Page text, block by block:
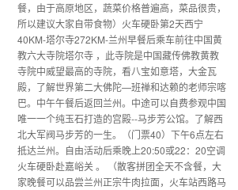
餐，由于高原地区，蔬菜价格普遍高，菜品很贵，
所以建议大家自带食物）火车硬卧第2天西宁
40KM-塔尔寺272KM-兰州早餐后乘车前往中国黄
教六大寺院塔尔寺 ，此寺院是中国藏传佛教黄教
寺院中威望最高的寺院，看八宝如意塔，大金瓦
殿，了解世界第二大佛陀—班禅和达赖的老师宗喀
巴。中午午餐后返回兰州。中途可以自费参观中国
唯一一个纯玉石打造的宫殿--马步芳公馆。了解西
北大军阀马步芳的一生。（门票40）下午6点左右
抵达兰州。自由活动后乘晚上20:50或22：20空调
火车硬卧赴嘉峪关 。 （散客拼团全天不含餐，大
家晚餐可以品尝兰州正宗牛肉拉面，火车站西路马